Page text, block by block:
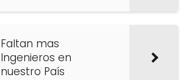
Faltan mas
Ingenieros en
nuestro País